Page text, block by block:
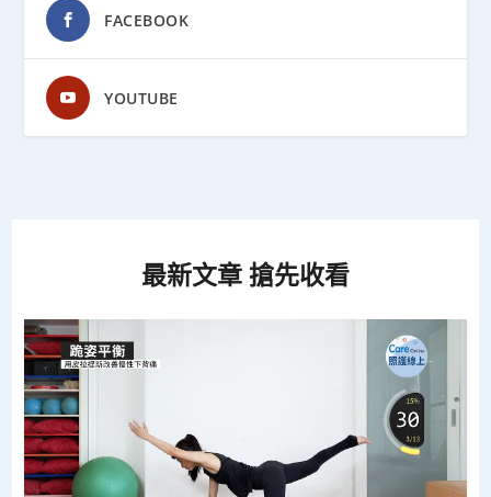
FACEBOOK
YOUTUBE
最新文章 搶先收看